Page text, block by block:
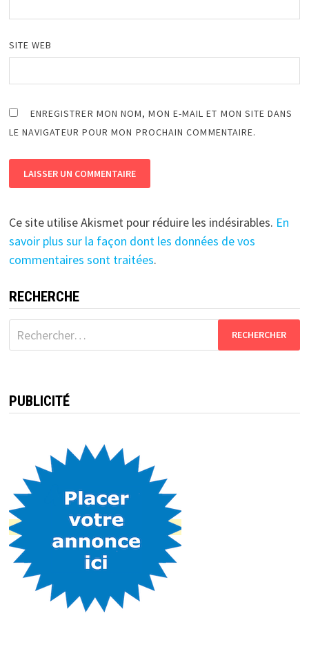
SITE WEB
ENREGISTRER MON NOM, MON E-MAIL ET MON SITE DANS
LE NAVIGATEUR POUR MON PROCHAIN COMMENTAIRE.
Ce site utilise Akismet pour réduire les indésirables. En
savoir plus sur la façon dont les données de vos
commentaires sont traitées.
RECHERCHE
Rechercher :
PUBLICITÉ